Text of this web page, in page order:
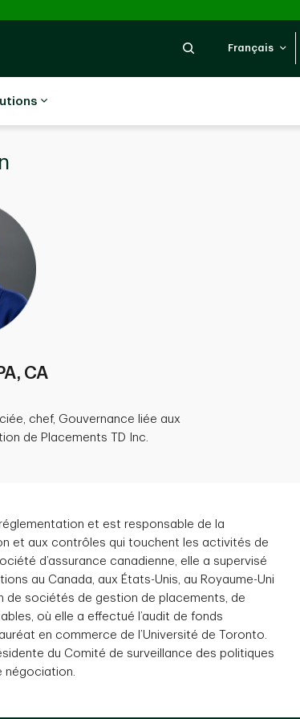
Recherche
Français
CA
chef, Gouvernance liée aux
de Placements TD Inc.
et est responsable de la
et aux contrôles qui touchent les activités de
d’assurance canadienne, elle a supervisé
au Canada, aux États-Unis, au Royaume-Uni
de sociétés de gestion de placements, de
où elle a effectué l’audit de fonds
en commerce de l’Université de Toronto.
du Comité de surveillance des politiques
négociation.